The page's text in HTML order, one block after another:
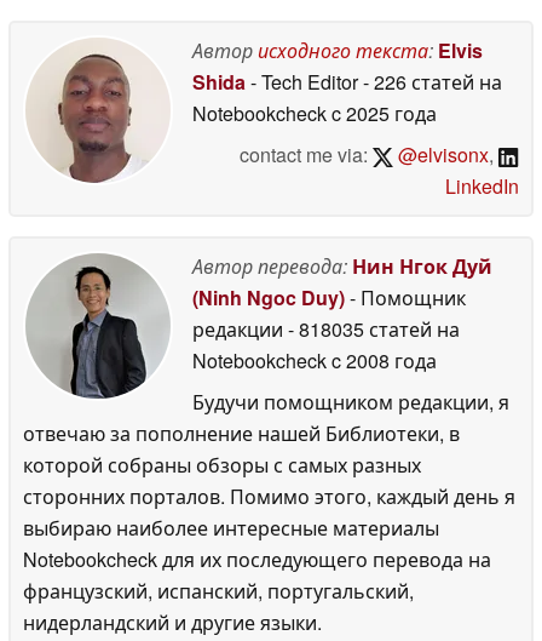
Авторисходного текста: Elvis
Shida- Tech Editor- 226 статей на
Notebookcheckc 2025 года
contact me via:
@elvisonx,
LinkedIn
Автор перевода: Нин Нгок Дуй
(Ninh Ngoc Duy)- Помощник
редакции - 818035 статей на
Notebookcheckc 2008 года
Будучи помощником редакции, я
отвечаю за пополнение нашей Библиотеки, в
которой собраны обзоры с самых разных
сторонних порталов. Помимо этого, каждый день я
выбираю наиболее интересные материалы
Notebookcheck для их последующего перевода на
французский, испанский, португальский,
нидерландский и другие языки.